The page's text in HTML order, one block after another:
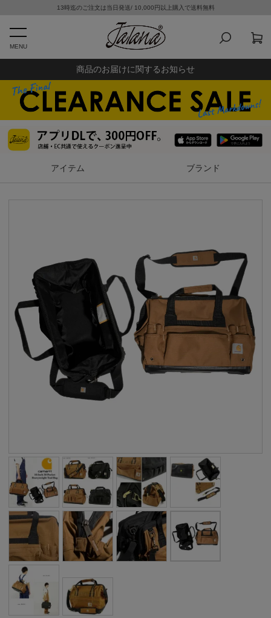
13時迄のご注文は当日発送/ 10,000円以上購入で送料無料
MENU
商品のお届けに関するお知らせ
アイテム ブランド